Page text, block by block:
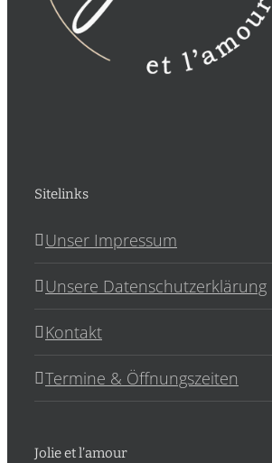
Sitelinks
Unser Impressum
Unsere Datenschutzerklärung
Kontakt
Termine & Öffnungszeiten
Jolie et l’amour